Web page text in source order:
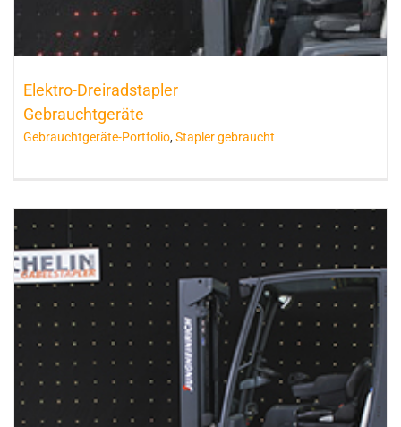
Elektro-Dreiradstapler
Gebrauchtgeräte
Gebrauchtgeräte-Portfolio, Stapler gebraucht